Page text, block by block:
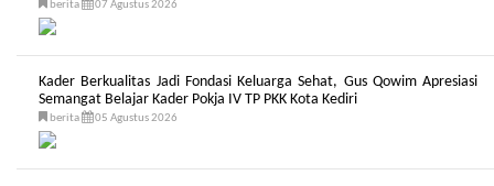
berita 07 Agustus 2026
Kader Berkualitas Jadi Fondasi Keluarga Sehat, Gus Qowim Apresiasi
Semangat Belajar Kader Pokja IV TP PKK Kota Kediri
berita 05 Agustus 2026